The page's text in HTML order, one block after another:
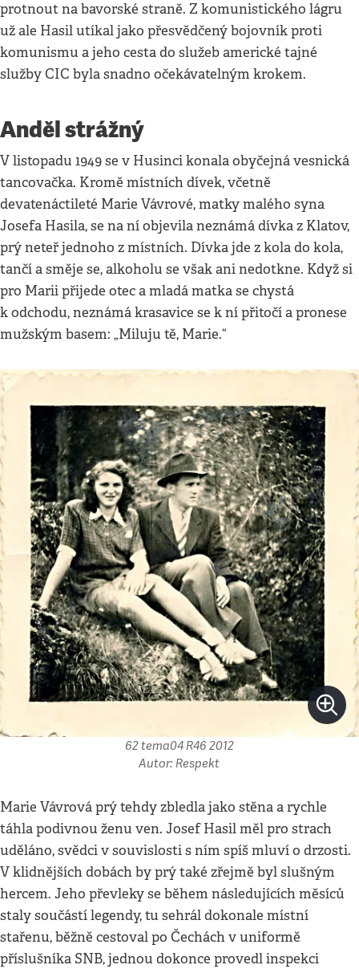
protnout na bavorské straně. Z komunistického lágru
už ale Hasil utíkal jako přesvědčený bojovník proti
komunismu a jeho cesta do služeb americké tajné
služby CIC byla snadno očekávatelným krokem.
Anděl strážný
V listopadu 1949 se v Husinci konala obyčejná vesnická
tancovačka. Kromě místních dívek, včetně
devatenáctileté Marie Vávrové, matky malého syna
Josefa Hasila, se na ní objevila neznámá dívka z Klatov,
prý neteř jednoho z místních. Dívka jde z kola do kola,
tančí a směje se, alkoholu se však ani nedotkne. Když si
pro Marii přijede otec a mladá matka se chystá
k odchodu, neznámá krasavice se k ní přitočí a pronese
mužským basem: „Miluju tě, Marie.“
62 tema04 R46 2012
Autor: Respekt
Marie Vávrová prý tehdy zbledla jako stěna a rychle
táhla podivnou ženu ven. Josef Hasil měl pro strach
uděláno, svědci v souvislosti s ním spíš mluví o drzosti.
V klidnějších dobách by prý také zřejmě byl slušným
hercem. Jeho převleky se během následujících měsíců
staly součástí legendy, tu sehrál dokonale místní
stařenu, běžně cestoval po Čechách v uniformě
příslušníka SNB, jednou dokonce provedl inspekci